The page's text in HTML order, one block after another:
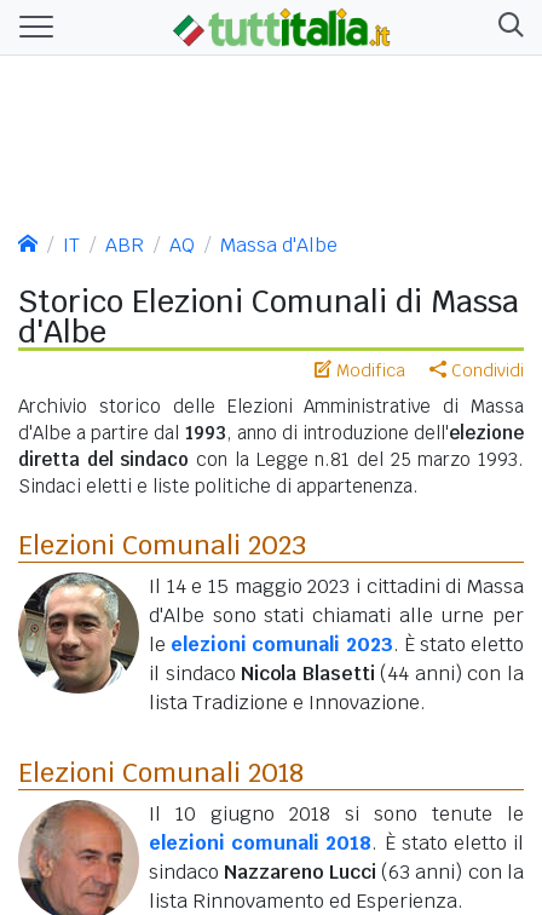
IT ABR AQ Massa d'Albe
Storico Elezioni Comunali di Massa
d'Albe
Modifica Condividi
Archivio storico delle Elezioni Amministrative di Massa
d'Albe a partire dal 1993, anno di introduzione dell'elezione
diretta del sindaco con la Legge n.81 del 25 marzo 1993.
Sindaci eletti e liste politiche di appartenenza.
Elezioni Comunali 2023
Il 14 e 15 maggio 2023 i cittadini di Massa
d'Albe sono stati chiamati alle urne per
le elezioni comunali 2023. È stato eletto
il sindaco Nicola Blasetti (44 anni) con la
lista Tradizione e Innovazione.
Elezioni Comunali 2018
Il 10 giugno 2018 si sono tenute le
elezioni comunali 2018. È stato eletto il
sindaco Nazzareno Lucci (63 anni) con la
lista Rinnovamento ed Esperienza.